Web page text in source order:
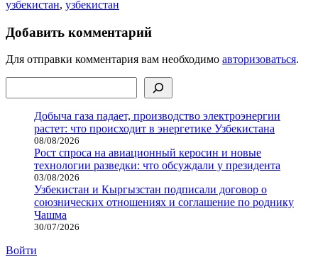
узбекистан, узбекистан
Добавить комментарий
Для отправки комментария вам необходимо авторизоваться.
Добыча газа падает, производство электроэнергии
растет: что происходит в энергетике Узбекистана
08/08/2026
Рост спроса на авиационный керосин и новые
технологии разведки: что обсуждали у президента
03/08/2026
Узбекистан и Кыргызстан подписали договор о
союзнических отношениях и соглашение по роднику
Чашма
30/07/2026
Войти